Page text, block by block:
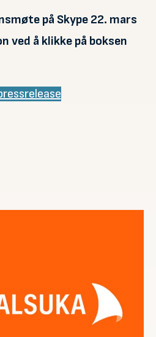
på Skype 22. mars
ved å klikke på boksen